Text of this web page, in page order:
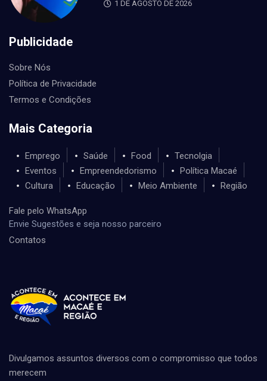
1 DE AGOSTO DE 2026
Publicidade
Sobre Nós
Política de Privacidade
Termos e Condições
Mais Categoria
Emprego Saúde Food
Tecnolgia
Eventos
Empreendedorismo
Política Macaé
Cultura
Educação Meio Ambiente Região
Fale pelo WhatsApp
Envie Sugestões e seja nosso parceiro
Contatos
Divulgamos assuntos diversos com o compromisso que todos
merecem